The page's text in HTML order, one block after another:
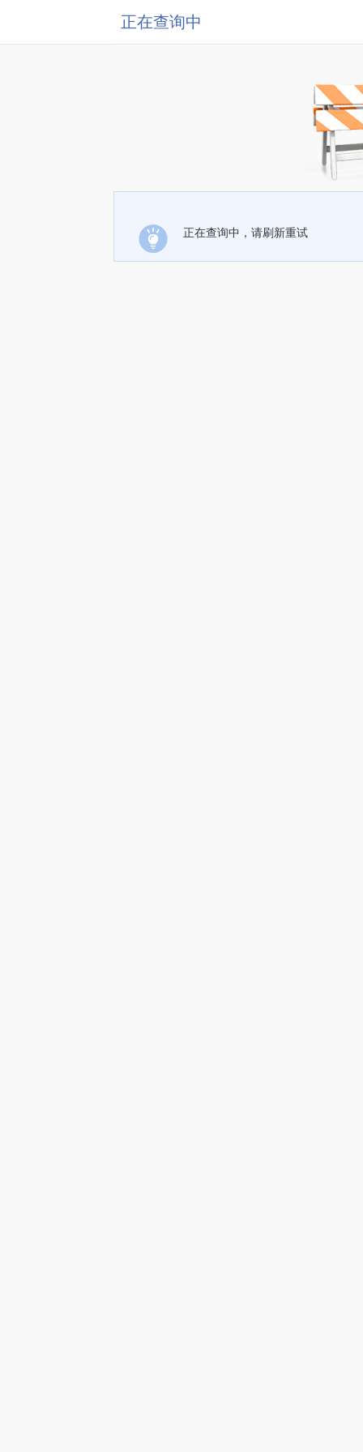
正在查询中
正在查询中，请刷新重试